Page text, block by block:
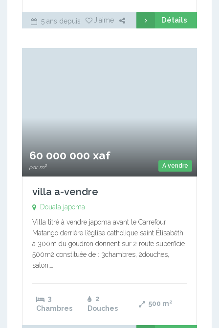
5 ans depuis J'aime Détails
A vendre
60 000 000 xaf
par m²
villa a-vendre
Douala japoma
Villa titré à vendre japoma avant le Carrefour
Matango derrière l’église catholique saint Élisabéth
à 300m du goudron donnent sur 2 route superficie
500m2 constituée de : 3chambres, 2douches,
salon,…
3
Chambres
2
Douches
500 m²